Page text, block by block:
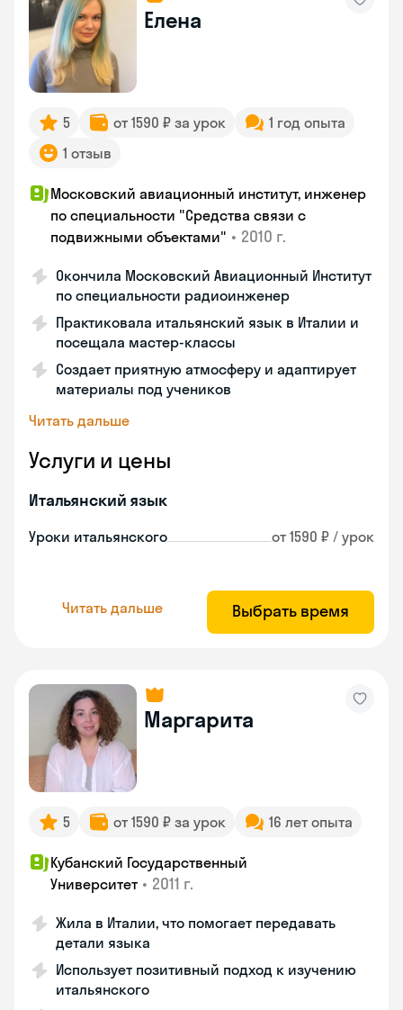
Елена
5 от 1590 ₽ за урок
1 год опыта
1 отзыв
Московский авиационный институт, инженер
по специальности "Средства связи с
подвижными объектами" • 2010 г.
Окончила Московский Авиационный Институт
по специальности радиоинженер
Практиковала итальянский язык в Италии и
посещала мастер-классы
Создает приятную атмосферу и адаптирует
материалы под учеников
Читать дальше
Услуги и цены
Итальянский язык
Уроки итальянского от 1590 ₽ / урок
Читать дальше Выбрать время
Маргарита
5 от 1590 ₽ за урок 16 лет опыта
Кубанский Государственный
Университет • 2011 г.
Жила в Италии, что помогает передавать
детали языка
Использует позитивный подход к изучению
итальянского